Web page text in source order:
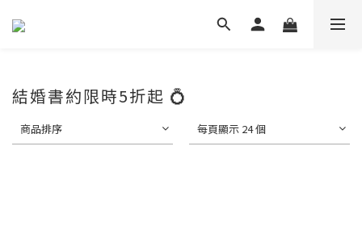
結婚書約限時5折起 💍
商品排序 每頁顯示 24 個